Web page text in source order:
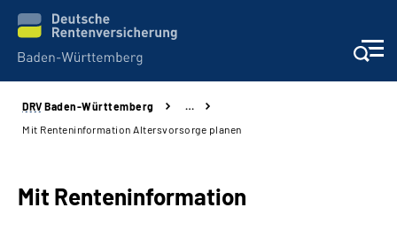
Beratung und Kontakt
DRV Baden-Württemberg
…
Mit Renteninformation Altersvorsorge planen
Mit Renteninformation